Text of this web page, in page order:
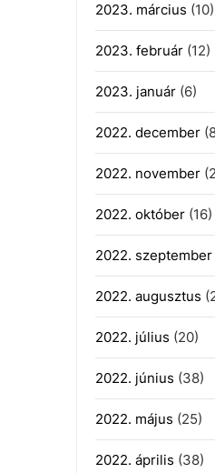
2023. március (10)
2023. február(12)
2023. január(6)
2022. december
2022. november
2022. október(16)
2022. szeptember
2022. augusztus
2022. július (20)
2022. június (38)
2022. május (25)
2022. április (38)